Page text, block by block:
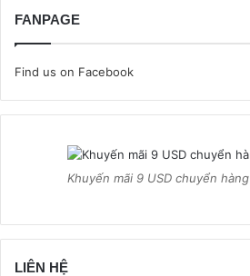
FANPAGE
Find us on Facebook
Khuyến mãi 9 USD chuyển hàng
LIÊN HỆ